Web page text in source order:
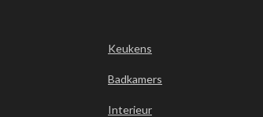
Keukens
Badkamers
Interieur